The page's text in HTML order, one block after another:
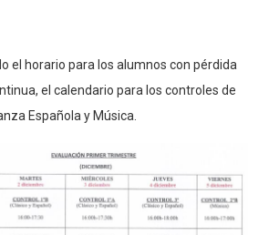
el horario para los alumnos con pérdida
el calendario para los controles de
Española y Música.